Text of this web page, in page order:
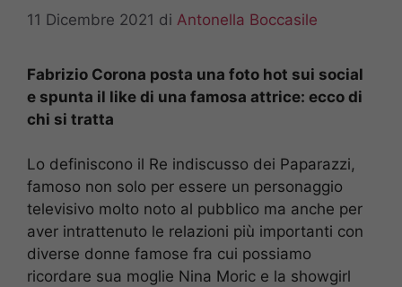
11 Dicembre 2021 di Antonella Boccasile
Fabrizio Corona posta una foto hot sui social
e spunta il like di una famosa attrice: ecco di
chi si tratta
Lo definiscono il Re indiscusso dei Paparazzi,
famoso non solo per essere un personaggio
televisivo molto noto al pubblico ma anche per
aver intrattenuto le relazioni più importanti con
diverse donne famose fra cui possiamo
ricordare sua moglie Nina Moric e la showgirl